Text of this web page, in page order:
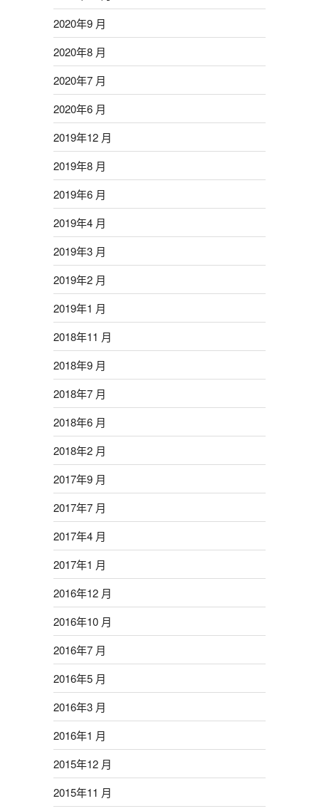
2020年9 月
2020年8 月
2020年7 月
2020年6 月
2019年12 月
2019年8 月
2019年6 月
2019年4 月
2019年3 月
2019年2 月
2019年1 月
2018年11 月
2018年9 月
2018年7 月
2018年6 月
2018年2 月
2017年9 月
2017年7 月
2017年4 月
2017年1 月
2016年12 月
2016年10 月
2016年7 月
2016年5 月
2016年3 月
2016年1 月
2015年12 月
2015年11 月